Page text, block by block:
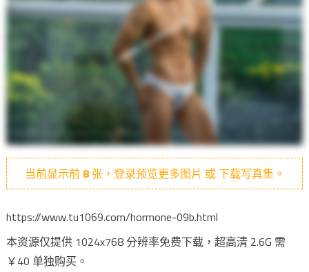
当前显示前 8张，登录预览更多图片 或 下载写真集。
https://www.tu1069.com/hormone-09b.html
本资源仅提供 1024x768 分辨率免费下载，超高清 2.6G 需
￥40 单独购买。